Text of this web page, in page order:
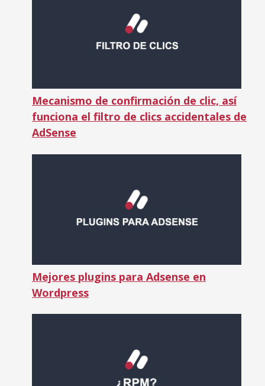
Mecanismo de confirmación de clic, así
funciona el filtro de clics accidentales de
AdSense
Mejores plugins para Adsense en
Wordpress